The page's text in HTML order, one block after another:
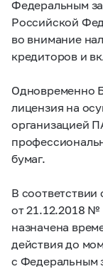
Федеральным
Российской
во внимание
кредиторов и
Одновременно
лицензия на
организацией
бумаг.
В
от 21.12.2018
назначена
действия до
с Федеральным